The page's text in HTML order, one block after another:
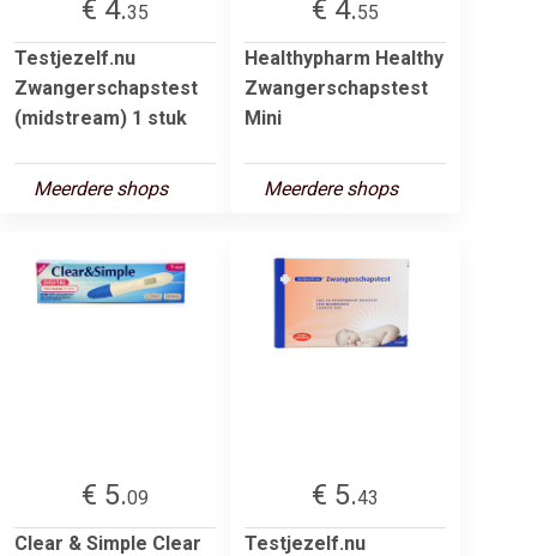
€ 4.35
Testjezelf.nu
Zwangerschapstest
(midstream) 1 stuk
Meerdere shops
€ 4.55
Healthypharm Healthy
Zwangerschapstest
Mini
Meerdere shops
€ 5.09
Clear & Simple Clear
€ 5.43
Testjezelf.nu